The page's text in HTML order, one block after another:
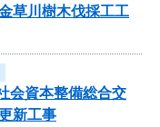
草川樹木伐採工工
会資本整備総合交
新工事